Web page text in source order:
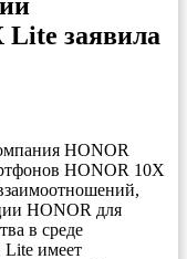
Lite заявила
HONOR
HONOR 10X
HONOR для
в среде
Lite имеет